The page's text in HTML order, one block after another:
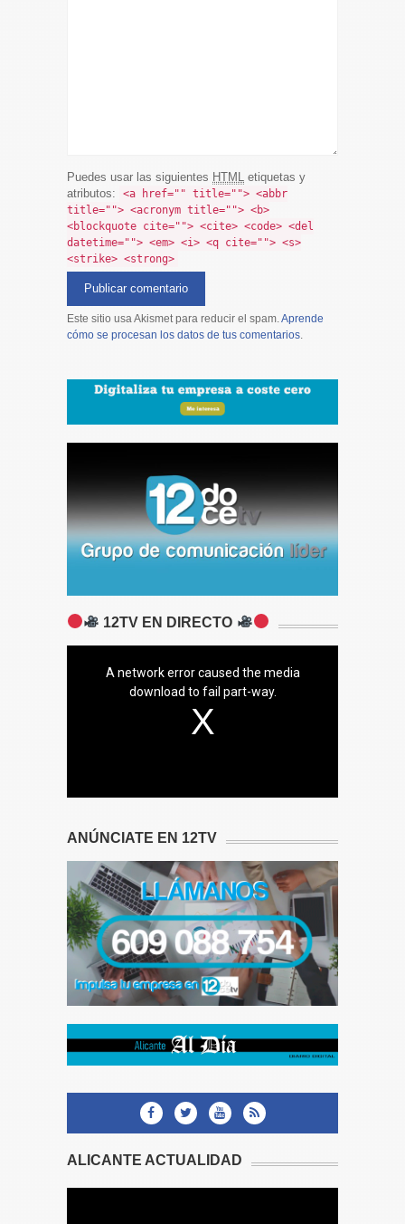
Puedes usar las siguientes HTML
etiquetas y
atributos:
<a href="" title=""> <abbr
title=""> <acronym title=""> <b>
<blockquote cite=""> <cite> <code> <del
datetime=""> <em> <i> <q cite=""> <s>
<strike> <strong>
Este sitio usa Akismet para reducir el spam.Aprende
cómo se procesan los datos de tus comentarios.
12TV EN DIRECTO
A network error caused the media
download to fail part-way.
ANÚNCIATE EN 12TV
ALICANTE ACTUALIDAD